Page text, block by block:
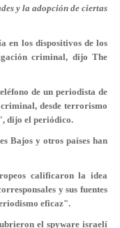
y la adopción de ciertas
en los dispositivos de los
criminal, dijo The
de un periodista de
desde terrorismo
dijo el periódico.
Bajos y otros países han
calificaron la idea
y sus fuentes
eficaz".
el spyware israelí